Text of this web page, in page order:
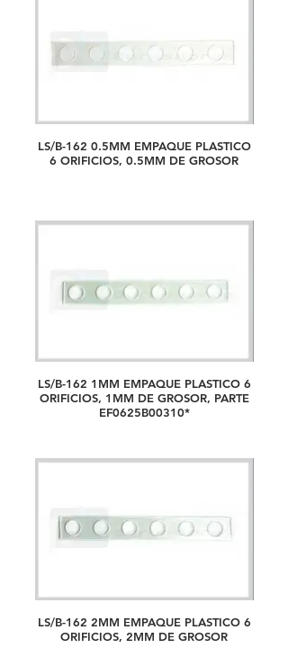
LS/B-162 0.5MM EMPAQUE PLASTICO
6 ORIFICIOS, 0.5MM DE GROSOR
LS/B-162 1MM EMPAQUE PLASTICO 6
ORIFICIOS, 1MM DE GROSOR, PARTE
EF0625B00310*
LS/B-162 2MM EMPAQUE PLASTICO 6
ORIFICIOS, 2MM DE GROSOR